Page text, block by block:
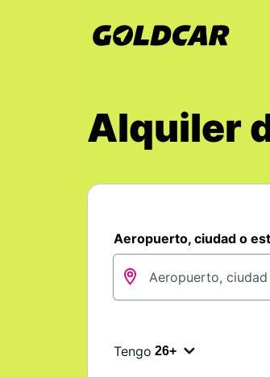
Alquiler
Aeropuerto, ciudad o
Tengo